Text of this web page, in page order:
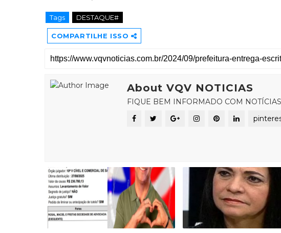
Tags DESTAQUE#
COMPARTILHE ISSO
About VQV NOTICIAS
FIQUE BEM INFORMADO COM